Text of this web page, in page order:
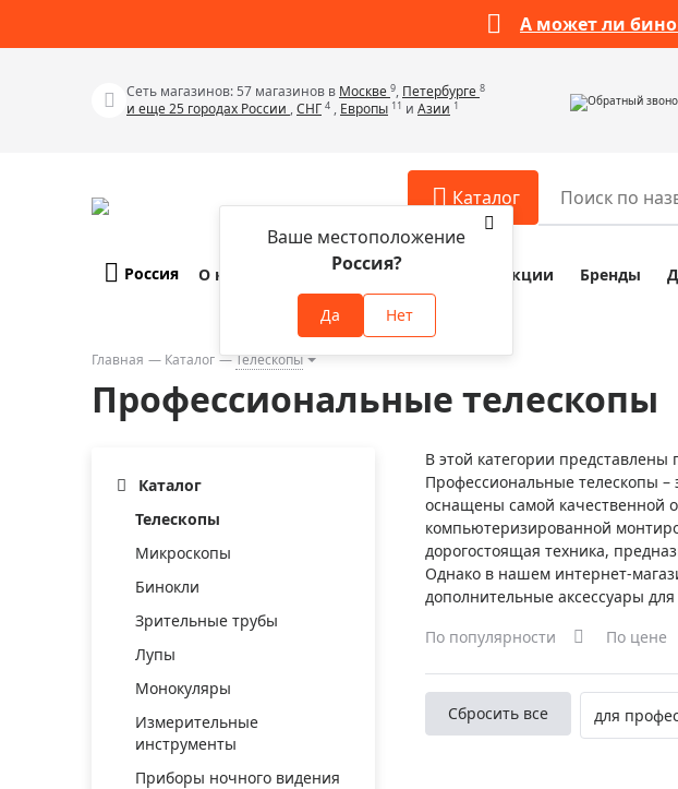
А может ли
Сеть магазинов: 57 магазинов в Москве 9, Петербурге 8
и еще 25 городах России ,СНГ 4 , Европы 11 и Азии 1 Обратный
Каталог
Телескопы
Бинокли
Зрительные трубы
Монокуляры
Приборы ночного видения
Тепловизоры
Метеостанции, барометры, часы
Discovery (Дискавери)
Оптика для детей Levenhuk LabZZ
Аксессуары для микроскопов
Аксессуары для зрительных труб
Аксессуары для луп
Аксессуары для приборов
видения
Распродажа
Распродажа оптики по
Распродажа выставочных
Россия
Ваше местоположение
Россия?
Да Нет
О компании Оплата и доставка Акции Бренды
Главная Каталог Телескопы
Профессиональные телескопы
Каталог
Телескопы
Микроскопы
Бинокли
Зрительные трубы
Лупы
Монокуляры
Измерительные
инструменты
Приборы ночного видения
В этой категории
Профессиональные телескопы
оснащены самой качественной
компьютеризированной
дорогостоящая техника,
Однако в нашем интернет-
дополнительные аксессуары
По популярности
По цене
Сбросить все для